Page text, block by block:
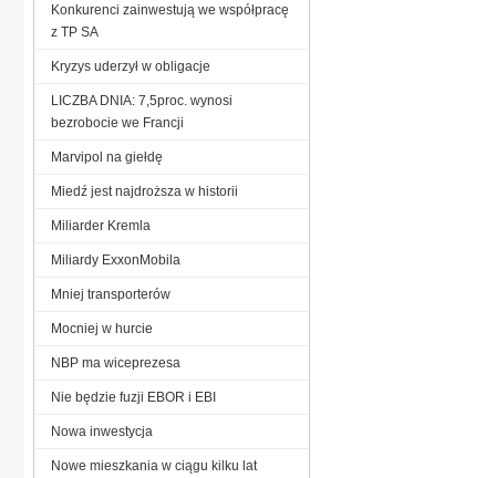
Konkurenci zainwestują we współpracę
z TP SA
Kryzys uderzył w obligacje
LICZBA DNIA: 7,5proc. wynosi
bezrobocie we Francji
Marvipol na giełdę
Miedź jest najdroższa w historii
Miliarder Kremla
Miliardy ExxonMobila
Mniej transporterów
Mocniej w hurcie
NBP ma wiceprezesa
Nie będzie fuzji EBOR i EBI
Nowa inwestycja
Nowe mieszkania w ciągu kilku lat